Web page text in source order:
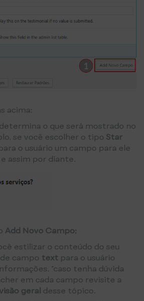
acima:
o que será mostrado no
se você escolher o tipo Star
o usuário um campo para ele
assim por diante.
Add Novo Campo;
estilizar o conteúdo do seu
campo text para o usuário
*caso tenha dúvida
em cada campo revisite a
visão geral desse tópico.